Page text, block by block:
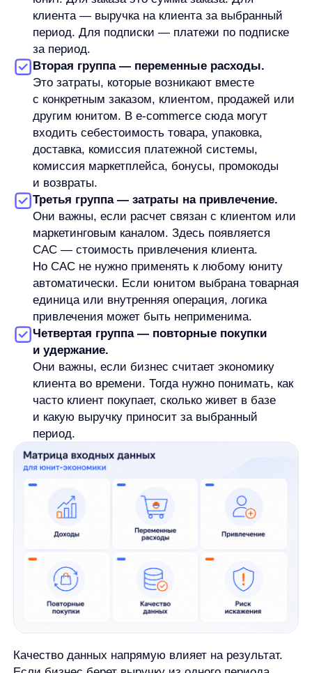
Качество данных напрямую влияет на результат.
Если бизнес берет выручку из одного периода,
расходы из другого, не учитывает возвраты или
смешивает постоянные и переменные затраты,
расчет может выглядеть точным, но управленчески
слабым.
Основные метрики и формулы
юнит-экономики
В юнит-экономике нет одного набора метрик,
который одинаково подходит всем бизнесам.
Набор зависит от выбранного юнита, модели
продаж, периода и доступных данных. Но есть
показатели, которые часто используют в базовых
расчетах.
Выручка на юнит— сколько денег приносит
выбранная единица. Если юнит — заказ, это
может быть сумма заказа. Если юнит — клиент,
это может быть выручка на клиента
за выбранный период.
Переменные расходы на юнит— расходы,
которые связаны с выбранной единицей. Для
товарного бизнеса сюда часто входит COGS,
то есть себестоимость проданных товаров.
Важно не путать COGS со всеми расходами
Маржинальный результат на юнит
в упрощенном виде можно описать так:
Маржинальный результат на юнит = доход
на юнит − переменные расходы на юнит
а промежуточный расчетный результат до учета
всех постоянных расходов и более широкого
, или customer acquisition cost, —
показатель используют, когда расчет связан
с привлечением клиентов. В упрощенном виде
CAC считают как расходы на привлечение,
разделенные на количество привлеченных
LTV или CLV— ценность клиента за период
взаимодействия с бизнесом. В e-commerce
и подписочных моделях показатель может